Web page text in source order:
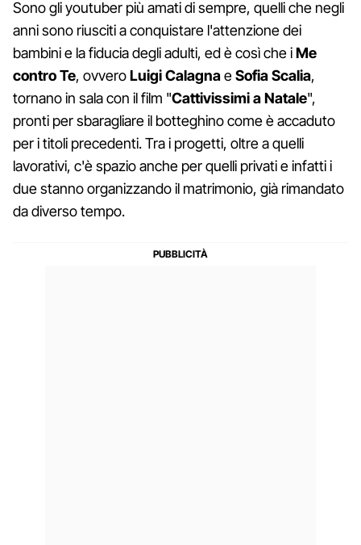
Sono gli youtuber più amati di sempre, quelli che negli
anni sono riusciti a conquistare l'attenzione dei
bambini e la fiducia degli adulti, ed è così che iMe
contro Te, ovveroLuigi CalagnaeSofia Scalia,
tornano in sala con il film "Cattivissimi a Natale",
pronti per sbaragliare il botteghino come è accaduto
per i titoli precedenti. Tra i progetti, oltre a quelli
lavorativi, c'è spazio anche per quelli privati e infatti i
due stanno organizzando il matrimonio, già rimandato
da diverso tempo.